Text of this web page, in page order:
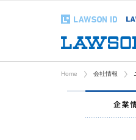
Home 会社情報